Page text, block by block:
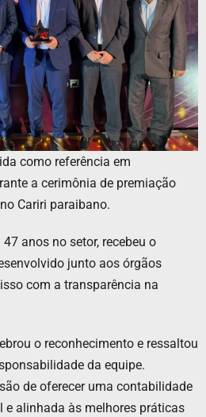
como referência em
a cerimônia de premiação
Cariri paraibano.
anos no setor, recebeu o
junto aos órgãos
com a transparência na
o reconhecimento e ressaltou
da equipe.
de oferecer uma contabilidade
e alinhada às melhores práticas